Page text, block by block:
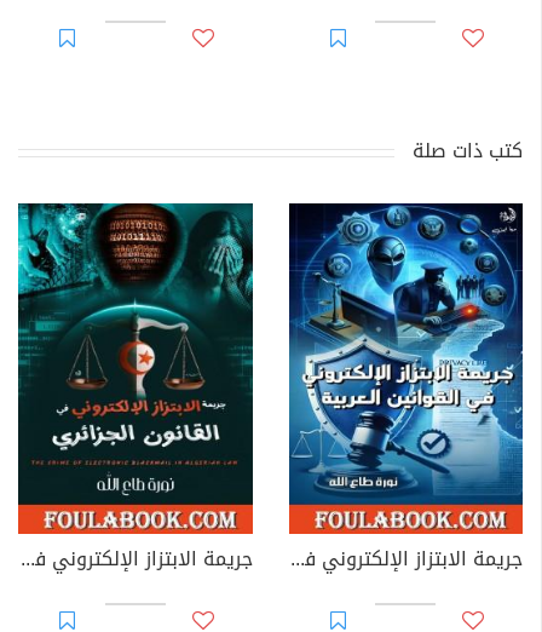
كتب ذات صلة
جريمة الابتزاز الإلكتروني في القوانين العربية جريمة الابتزاز الإلكتروني في القانون الجزائري